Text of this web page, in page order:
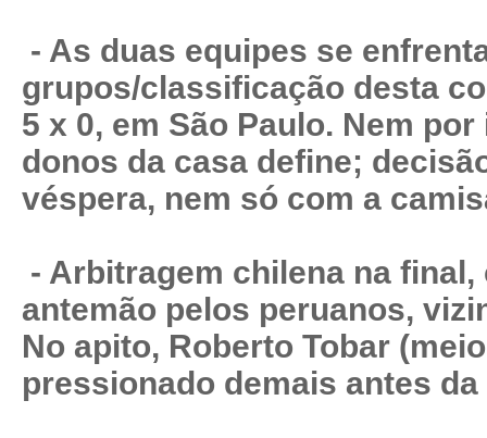
- As duas equipes se
grupos/classificação desta
5 x 0, em São Paulo. Nem
donos da casa define;
véspera, nem só com a
- Arbitragem chilena na final,
antemão pelos peruanos,
No apito, Roberto Tobar
pressionado demais antes